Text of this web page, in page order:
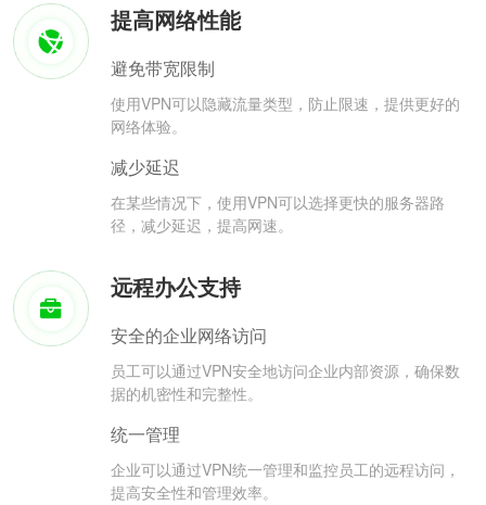
提高网络性能
避免带宽限制
使用VPN可以隐藏流量类型，防止限速，提供更好的
网络体验。
减少延迟
在某些情况下，使用VPN可以选择更快的服务器路
径，减少延迟，提高网速。
远程办公支持
安全的企业网络访问
员工可以通过VPN安全地访问企业内部资源，确保数
据的机密性和完整性。
统一管理
企业可以通过VPN统一管理和监控员工的远程访问，
提高安全性和管理效率。